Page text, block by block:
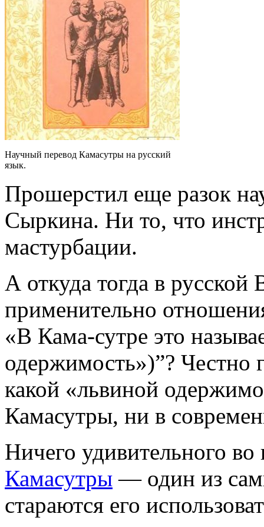
Научный перевод Камасутры на русский
язык.
Прошерстил еще разок
Сыркина. Ни то, что
мастурбации.
А откуда тогда в русской
применительно
«В Кама-сутре это
одержимость»)”? Честно
какой «львиной
Камасутры, ни в
Ничего удивительного
Камасутры — один из
стараются его